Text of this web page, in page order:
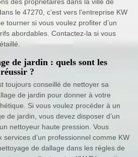
le 47270, c’est vers l’entreprise KW
tourner si vous voulez profiter d’un
abordables. Contactez-la si vous
de jardin : quels sont les
?
toujours conseillé de nettoyer sa
de jardin pour donner à votre
Si vous voulez procéder à un
de jardin, vous devez disposer d’un
nettoyeur haute pression. Vous
d’un professionnel comme KW
de dallage dans les règles de